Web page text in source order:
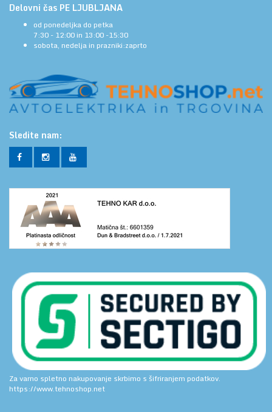
Delovni čas PE LJUBLJANA
od ponedeljka do petka
7:30 - 12:00 in 13:00 -15:30
sobota, nedelja in prazniki:zaprto
Sledite nam:
Za varno spletno nakupovanje skrbimo s šifriranjem podatkov.
https://www.tehnoshop.net